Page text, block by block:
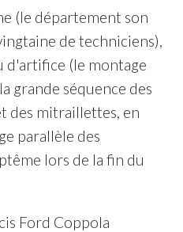
(le département son
de techniciens),
d'artifice (le montage
grande séquence des
des mitraillettes, en
parallèle des
lors de la fin du
Ford Coppola